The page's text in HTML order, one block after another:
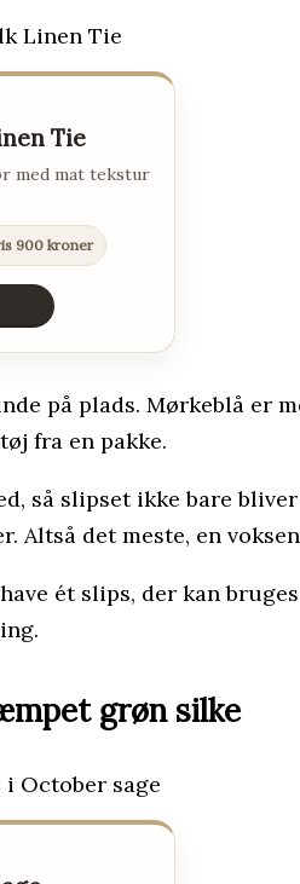
Tie
med mat tekstur
900 kroner
på plads. Mørkeblå er
fra en pakke.
så slipset ikke bare
det meste, en
ét slips, der kan
grøn silke